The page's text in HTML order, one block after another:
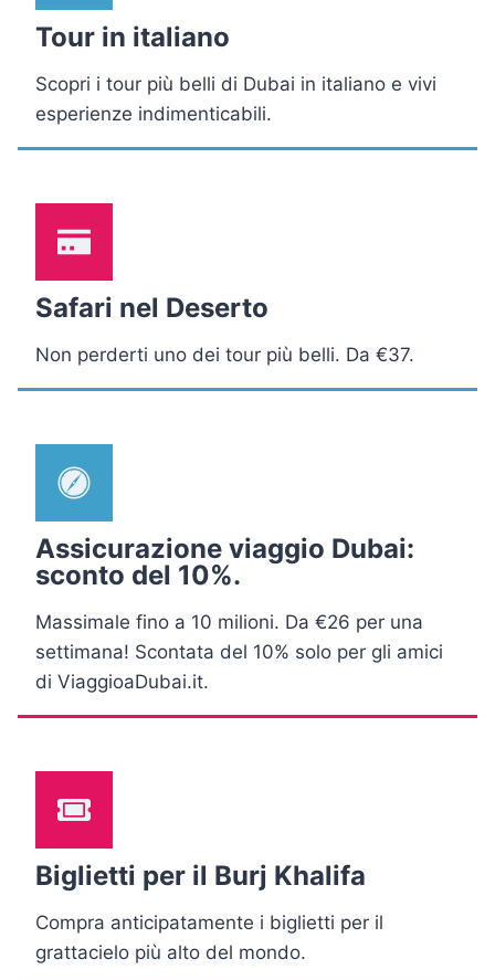
Tour in italiano
Scopri i tour più belli di Dubai in italiano e vivi
esperienze indimenticabili.
Safari nel Deserto
Non perderti uno dei tour più belli. Da €37.
Assicurazione viaggio Dubai:
sconto del 10%.
Massimale fino a 10 milioni. Da €26 per una
settimana! Scontata del 10% solo per gli amici
di ViaggioaDubai.it.
Biglietti per il Burj Khalifa
Compra anticipatamente i biglietti per il
grattacielo più alto del mondo.